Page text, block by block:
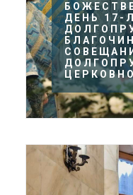
ДЕНЬ 17-